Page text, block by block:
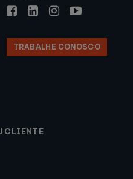
TRABALHE CONOSCO
CLIENTE